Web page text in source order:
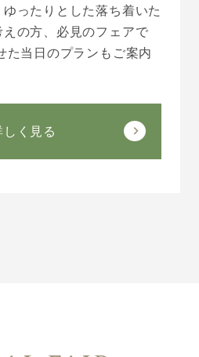
ったりとした落ち着いた
の方、必見のフェアで
た当日のプランもご案内
しく見る